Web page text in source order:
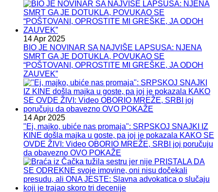
14 Apr 2025
BIO JE NOVINAR SA NAJVIŠE LAPSUSA: NJENA
SMRT GA JE DOTUKLA, POVUKAO SE
“POŠTOVANI, OPROSTITE MI GREŠKE, JA ODOH
ZAUVEK”
14 Apr 2025
"Ej, majko, ubiće nas promaja": SRPSKOJ SNAJKI IZ
KINE došla majka u goste, pa joj je pokazala KAKO SE
OVDE ŽIVI: Video OBORIO MREŽE, SRBI joj poručuju
da obavezno OVO POKAŽE